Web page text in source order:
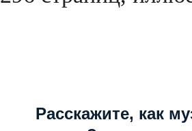
Расскажите, как